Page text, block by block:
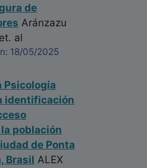
de
Aránzazu
et. al
18/05/2025
Psicología
identificación
población
de Ponta
Brasil ALEX